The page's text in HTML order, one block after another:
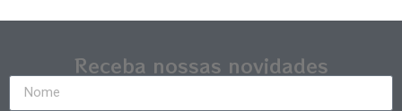
Receba nossas novidades